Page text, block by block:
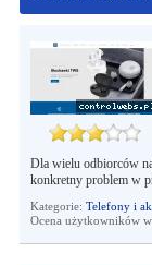
Dla wielu odbiorców
konkretny problem w
Kategorie: Telefony i
Ocena użytkowników